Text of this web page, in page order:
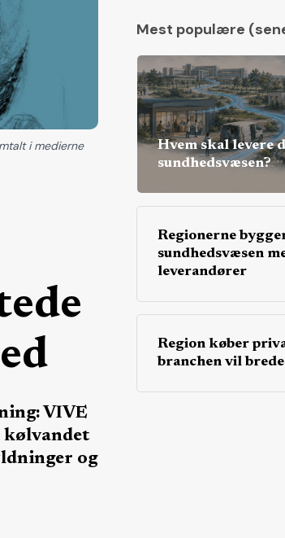
VIVE
kølvandet
og
i medierne
Mest populære
Hvem skal levere
sundhedsvæsen?
Regionerne
sundhedsvæsen
leverandører
Region køber
branchen vil